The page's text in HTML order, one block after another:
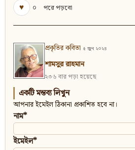
♥
০ পরে পড়বো
প্রকৃতির কবিতা ৫ জুন ২০২৪
শামসুর রাহমান
২৩৬ বার পড়া হয়েছে
একটি মন্তব্য লিখুন
আপনার ইমেইল ঠিকানা প্রকাশিত হবে না।
নাম*
ইমেইল*